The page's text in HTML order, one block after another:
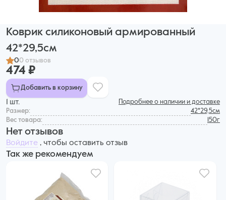
Коврик силиконовый армированный
42*29,5см
00 отзывов
474 ₽
Добавить в корзину
1 шт.
Подробнее о наличии и доставке
Размер:
42*29,5см
Вес товара:
150г
Нет отзывов
Войдите , чтобы оставить отзыв
Так же рекомендуем